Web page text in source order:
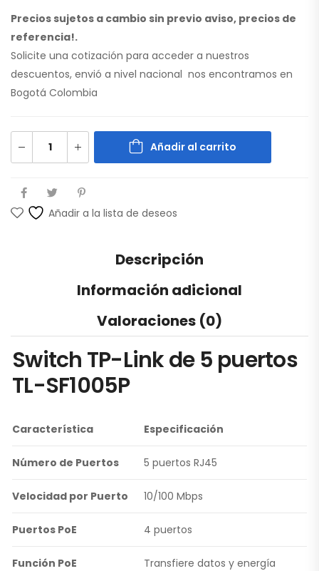
Precios sujetos a cambio sin previo aviso, precios de
referencia!.
Solicite una cotización para acceder a nuestros
descuentos, envió a nivel nacional nos encontramos en
Bogotá Colombia
Añadir al carrito
Añadir a la lista de deseos
Descripción
Información adicional
Valoraciones (0)
Switch TP-Link de 5 puertos
TL-SF1005P
Característica Especificación
Número de Puertos 5 puertos RJ45
Velocidad por Puerto 10/100 Mbps
Puertos PoE 4 puertos
Función PoE
Transfiere datos y energía